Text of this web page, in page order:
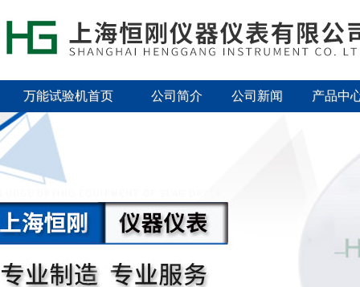
万能试验机首页 公司简介 公司新闻 产品中